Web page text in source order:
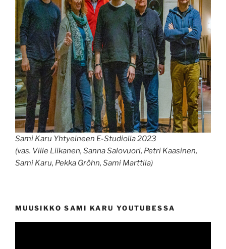
Sami Karu Yhtyeineen E-Studiolla 2023
(vas. Ville Liikanen, Sanna Salovuori, Petri Kaasinen,
Sami Karu, Pekka Gröhn, Sami Marttila)
MUUSIKKO SAMI KARU YOUTUBESSA